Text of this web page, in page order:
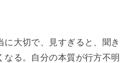
に大切で、見すぎると、聞き
なる。自分の本質が行方不明